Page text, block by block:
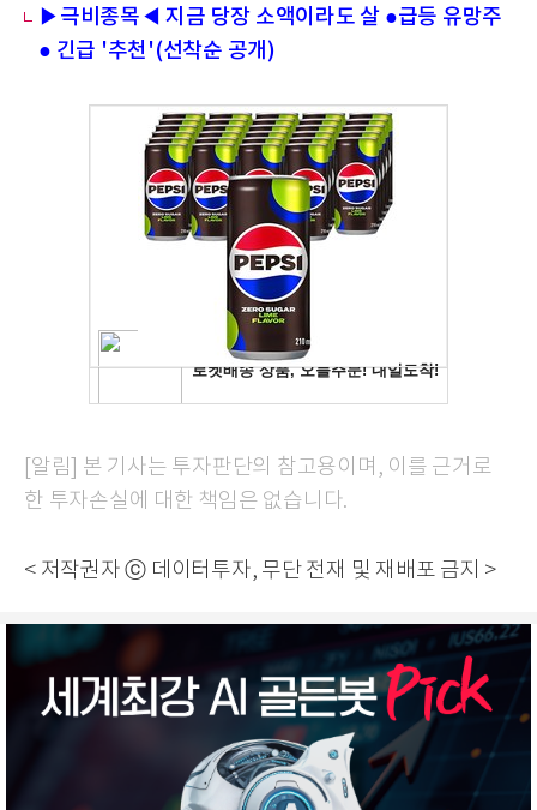
▶극비종목◀ 지금 당장 소액이라도 살 ●급등 유망주
● 긴급 '추천'(선착순 공개)
[알림] 본 기사는 투자판단의 참고용이며, 이를 근거로
한 투자손실에 대한 책임은 없습니다.
< 저작권자 ⓒ 데이터투자, 무단 전재 및 재배포 금지 >